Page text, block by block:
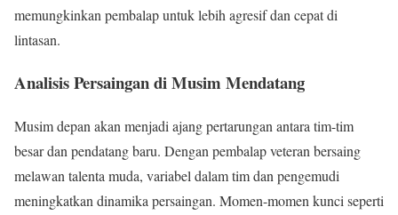
memungkinkan pembalap untuk lebih agresif dan cepat di
lintasan.
Analisis Persaingan di Musim Mendatang
Musim depan akan menjadi ajang pertarungan antara tim-tim
besar dan pendatang baru. Dengan pembalap veteran bersaing
melawan talenta muda, variabel dalam tim dan pengemudi
meningkatkan dinamika persaingan. Momen-momen kunci seperti